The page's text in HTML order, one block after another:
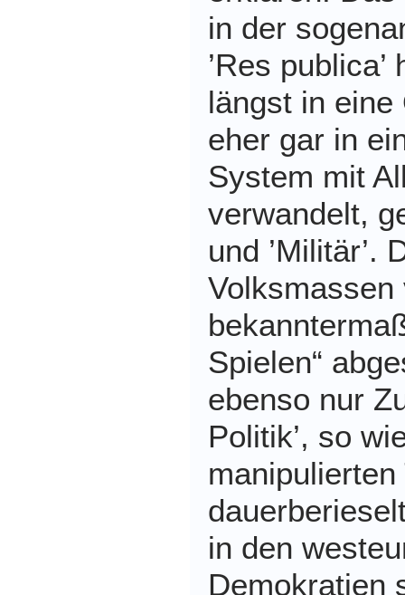
in der
’Res
längst in
eher gar in
System mit
verwandelt,
und ’Militär’.
Volksmassen
Spielen“
ebenso nur
Politik’, so
manipulierten
in den
Demokratien